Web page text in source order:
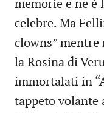
memorie e ne è
celebre. Ma
clowns” mentre
la Rosina di
immortalati in
tappeto volante